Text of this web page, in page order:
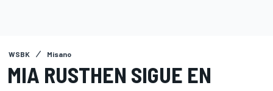
WSBK Misano
MIA RUSTHEN SIGUE EN